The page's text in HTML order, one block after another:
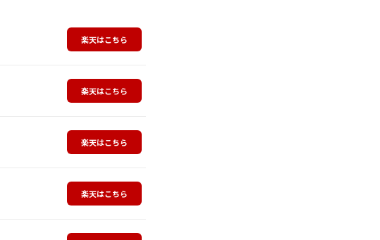
楽天はこちら
楽天はこちら
楽天はこちら
楽天はこちら